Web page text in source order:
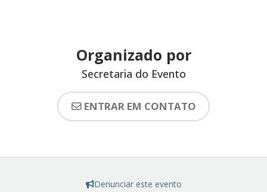
Organizado por
Secretaria do Evento
ENTRAR EM CONTATO
Denunciar este evento